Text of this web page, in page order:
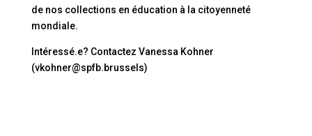
de nos collections en éducation à la citoyenneté
mondiale.
Intéressé.e? Contactez Vanessa Kohner
(vkohner@spfb.brussels)